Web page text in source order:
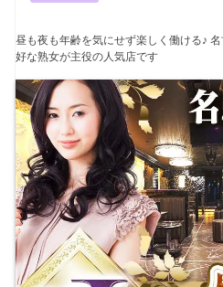
昼も夜も年齢を気にせず楽しく働ける♪
好な熟女が主役の人気店です